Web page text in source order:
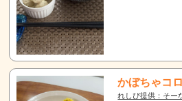
かぼちゃコ
れしぴ提供：そー